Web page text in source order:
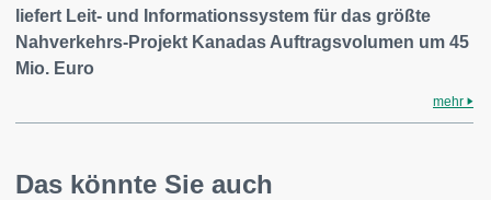
liefert Leit- und Informationssystem für das größte
Nahverkehrs-Projekt Kanadas Auftragsvolumen um 45
Mio. Euro
mehr
Das könnte Sie auch